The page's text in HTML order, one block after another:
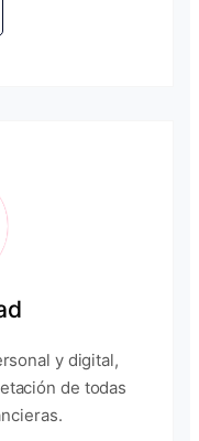
y digital,
de todas